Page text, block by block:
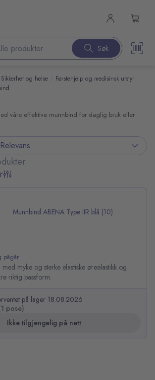
Søk
Sikkerhet og helse Førstehjelp og medisinsk utstyr
våre effektive munnbind for daglig bruk eller
Relevans
Munnbind ABENA Type IIR blå (10)
pågår
med myke og sterke elastiske øreelastikk og
riktig passform.
Ikke tilgjengelig på nett
pose)
på lager 18.08.2026